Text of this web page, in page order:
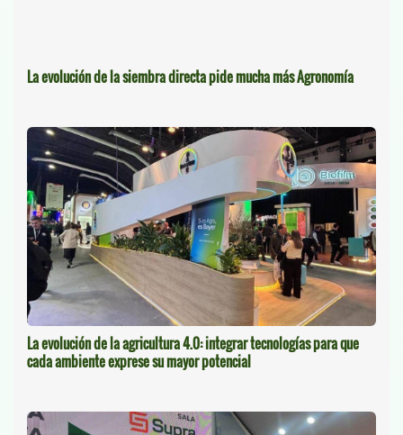
La evolución de la siembra directa pide mucha más Agronomía
La evolución de la agricultura 4.0: integrar tecnologías para que
cada ambiente exprese su mayor potencial